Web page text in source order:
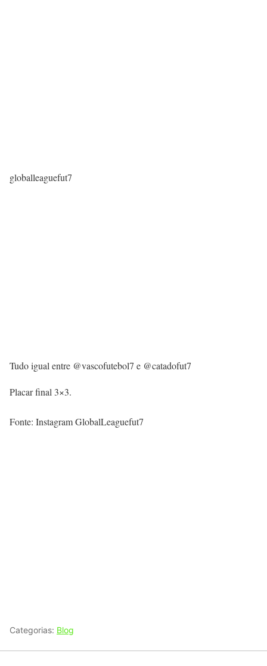
globalleaguefut7
Tudo igual entre @vascofutebol7 e @catadofut7
Placar final 3×3.
Fonte: Instagram GlobalLeaguefut7
Categorias: Blog